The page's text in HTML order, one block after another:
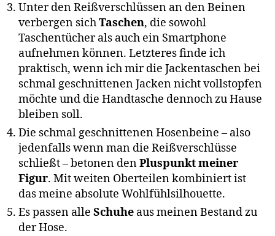
Unter den Reißverschlüssen an den Beinen
verbergen sichTaschen, die sowohl
Taschentücher als auch ein Smartphone
aufnehmen können. Letzteres finde ich
praktisch, wenn ich mir die Jackentaschen bei
schmal geschnittenen Jacken nicht vollstopfen
möchte und die Handtasche dennoch zu Hause
bleiben soll.
Die schmal geschnittenen Hosenbeine – also
jedenfalls wenn man die Reißverschlüsse
schließt – betonen denPluspunkt meiner
Figur. Mit weiten Oberteilen kombiniert ist
das meine absolute Wohlfühlsilhouette.
Es passen alle Schuhe aus meinen Bestand zu
der Hose.